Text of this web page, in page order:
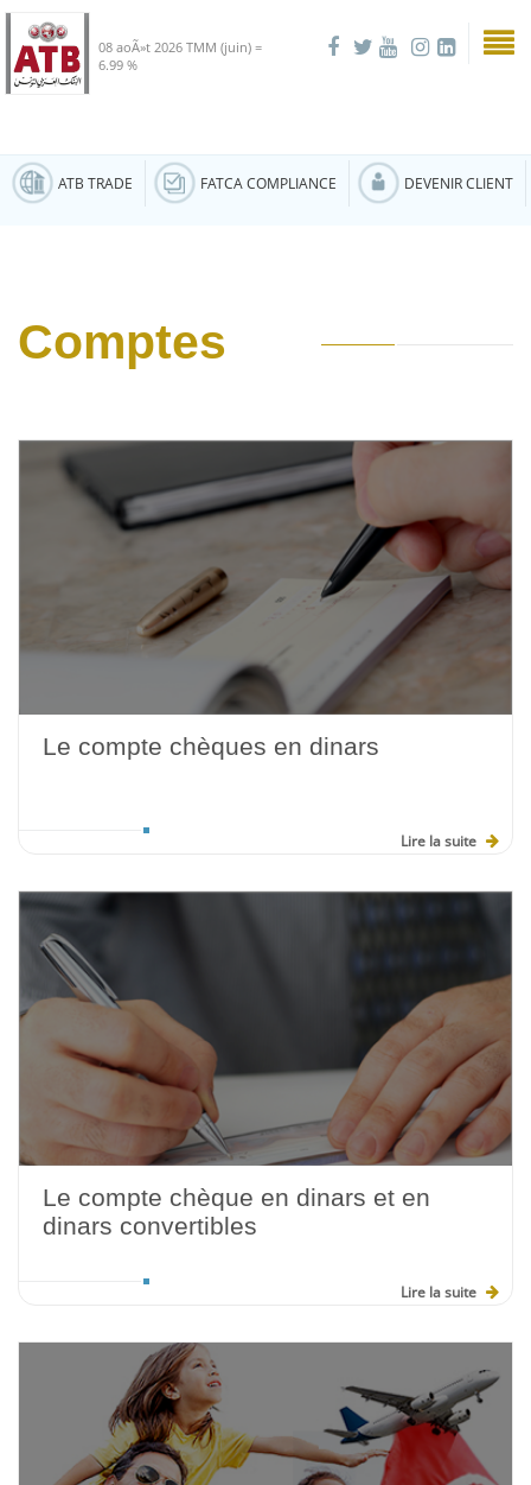
08 aoÃ»t 2026 TMM (juin) =
6.99 %
ATB TRADE FATCA COMPLIANCE DEVENIR CLIENT
Comptes
Le compte chèques en dinars
Lire la suite
Le compte chèque en dinars et en
dinars convertibles
Lire la suite